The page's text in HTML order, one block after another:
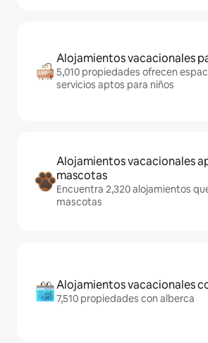
Alojamientos vacacionales
5,010 propiedades ofrecen
servicios aptos para niños
Alojamientos vacacionales
mascotas
Encuentra 2,320 alojamientos
mascotas
Alojamientos vacacionales
7,510 propiedades con alberca